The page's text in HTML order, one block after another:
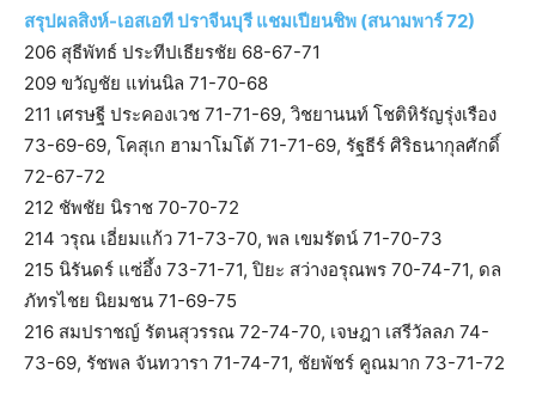
สรุปผลสิงห์-เอสเอที ปราจีนบุรี แชมเปียนชิพ (สนามพาร์ 72)
206 สุธีพัทธ์ ประทีปเธียรชัย 68-67-71
209 ขวัญชัย แท่นนิล 71-70-68
211 เศรษฐี ประคองเวช 71-71-69, วิชยานนท์ โชติหิรัญรุ่งเรือง
73-69-69, โคสุเก ฮามาโมโต้ 71-71-69, รัฐธีร์ ศิริธนากุลศักดิ์
72-67-72
212 ชัพชัย นิราช 70-70-72
214 วรุณ เอี่ยมแก้ว 71-73-70, พล เขมรัตน์ 71-70-73
215 นิรันดร์ แซ่อึ้ง 73-71-71, ปิยะ สว่างอรุณพร 70-74-71, ดล
ภัทรไชย นิยมชน 71-69-75
216 สมปราชญ์ รัตนสุวรรณ 72-74-70, เจษฎา เสรีวัลลภ 74-
73-69, รัชพล จันทวารา 71-74-71, ชัยพัชร์ คูณมาก 73-71-72